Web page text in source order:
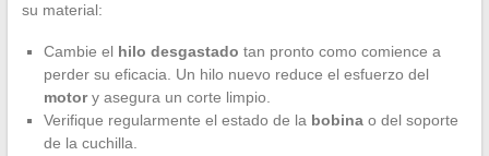
su material:
Cambie el hilo desgastado tan pronto como comience a
perder su eficacia. Un hilo nuevo reduce el esfuerzo del
motory asegura un corte limpio.
Verifique regularmente el estado de la bobinao del soporte
de la cuchilla.